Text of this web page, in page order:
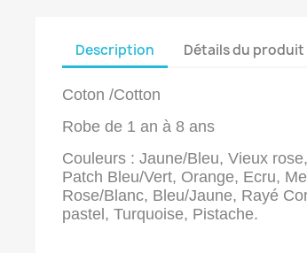
Description Détails du produit
Coton /Cotton
Robe de 1 an à 8 ans
Couleurs : Jaune/Bleu, Vieux
Patch Bleu/Vert, Orange, Ecru,
Rose/Blanc, Bleu/Jaune, Rayé
pastel, Turquoise, Pistache.